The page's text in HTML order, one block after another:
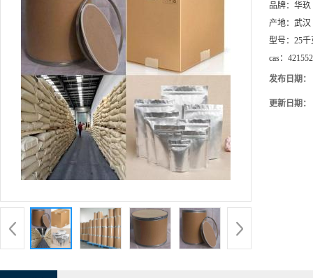
品牌： 华玖
产地： 武汉
型号： 25千
cas：
发布日期：
更新日期：